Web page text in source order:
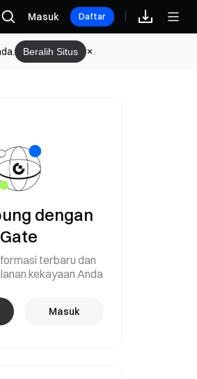
HadiahMasuk Daftar
Beralih Situs
dengan
Gate
terbaru dan
kekayaan Anda
Masuk